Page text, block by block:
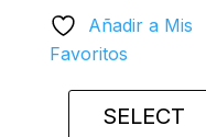
Añadir a Mis
Favoritos
SELECT